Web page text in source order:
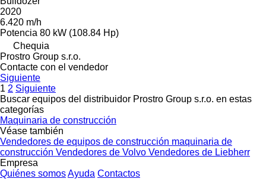
2020
6.420 m/h
Potencia 80 kW (108.84 Hp)
Chequia
Prostro Group s.r.o.
Contacte con el vendedor
Siguiente
1 2 Siguiente
Buscar equipos del distribuidor Prostro Group s.r.o. en estas
categorías
Maquinaria de construcción
Véase también
Vendedores de equipos de construcción maquinaria de
construcción Vendedores de Volvo Vendedores de Liebherr
Empresa
Quiénes somosAyuda Contactos